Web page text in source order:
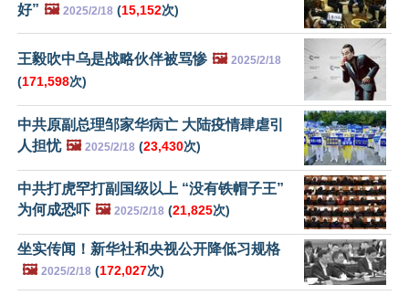
好” 🖼️ 2025/2/18 (15,152次)
王毅吹中乌是战略伙伴被骂惨 🖼️ 2025/2/18
(171,598次)
中共原副总理邹家华病亡 大陆疫情肆虐引
人担忧 🖼️ 2025/2/18 (23,430次)
中共打虎罕打副国级以上 “没有铁帽子王”
为何成恐吓 🖼️ 2025/2/18 (21,825次)
坐实传闻！新华社和央视公开降低习规格
🖼️ 2025/2/18 (172,027次)